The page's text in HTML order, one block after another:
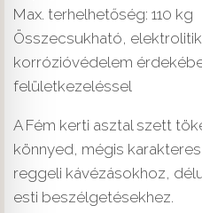
Max. terhelhetőség: 110 kg
Összecsukható,
korrózióvédelem
felületkezeléssel
A Fém kerti asztal szett
könnyed, mégis
reggeli kávézásokhoz,
esti beszélgetésekhez.